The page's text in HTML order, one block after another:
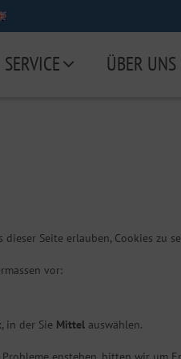
SERVICE ÜBER UNS
Seite erlauben, Cookies zu
vor:
in der Sie Mittel auswählen.